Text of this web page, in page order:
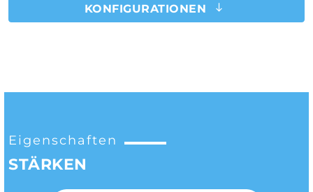
KONFIGURATIONEN
Eigenschaften
STÄRKEN